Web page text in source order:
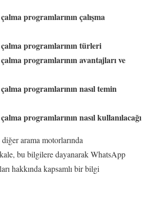
programlarının çalışma
programlarının türleri
programlarının avantajları ve
programlarının nasıl temin
programlarının nasıl kullanılacağı
arama motorlarında
bu bilgilere dayanarak WhatsApp
hakkında kapsamlı bir bilgi